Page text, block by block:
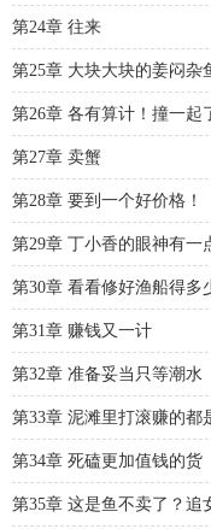
第24章 往来
第25章 大块大块的姜闷杂
第26章 各有算计！撞一起
第27章 卖蟹
第28章 要到一个好价格！
第29章 丁小香的眼神有一
第30章 看看修好渔船得多
第31章 赚钱又一计
第32章 准备妥当只等潮水
第33章 泥滩里打滚赚的都
第34章 死磕更加值钱的货
第35章 这是鱼不卖了？追